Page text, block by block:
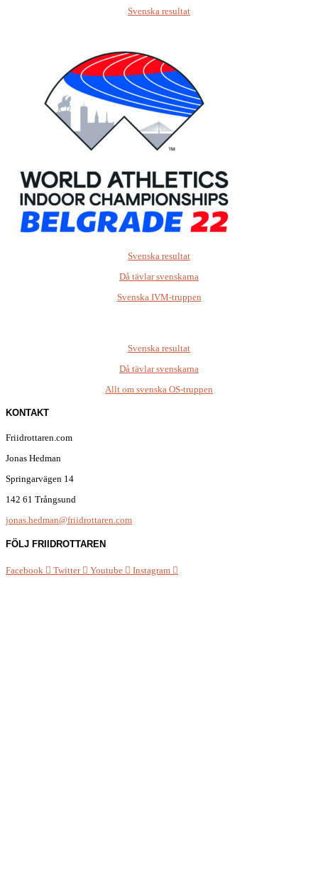
Svenska resultat
Svenska resultat
Då tävlar svenskarna
Svenska IVM-truppen
Svenska resultat
Då tävlar svenskarna
Allt om svenska OS-truppen
KONTAKT
Friidrottaren.com
Jonas Hedman
Springarvägen 14
142 61 Trångsund
jonas.hedman@friidrottaren.com
FÖLJ FRIIDROTTAREN
Facebook Twitter Youtube Instagram